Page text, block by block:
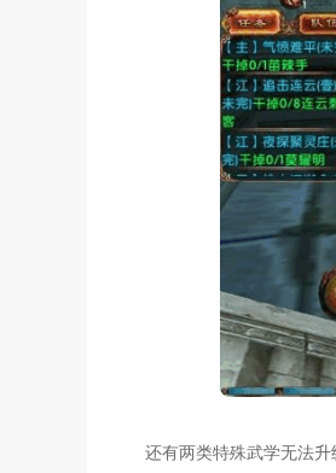
还有两类特殊武学无法